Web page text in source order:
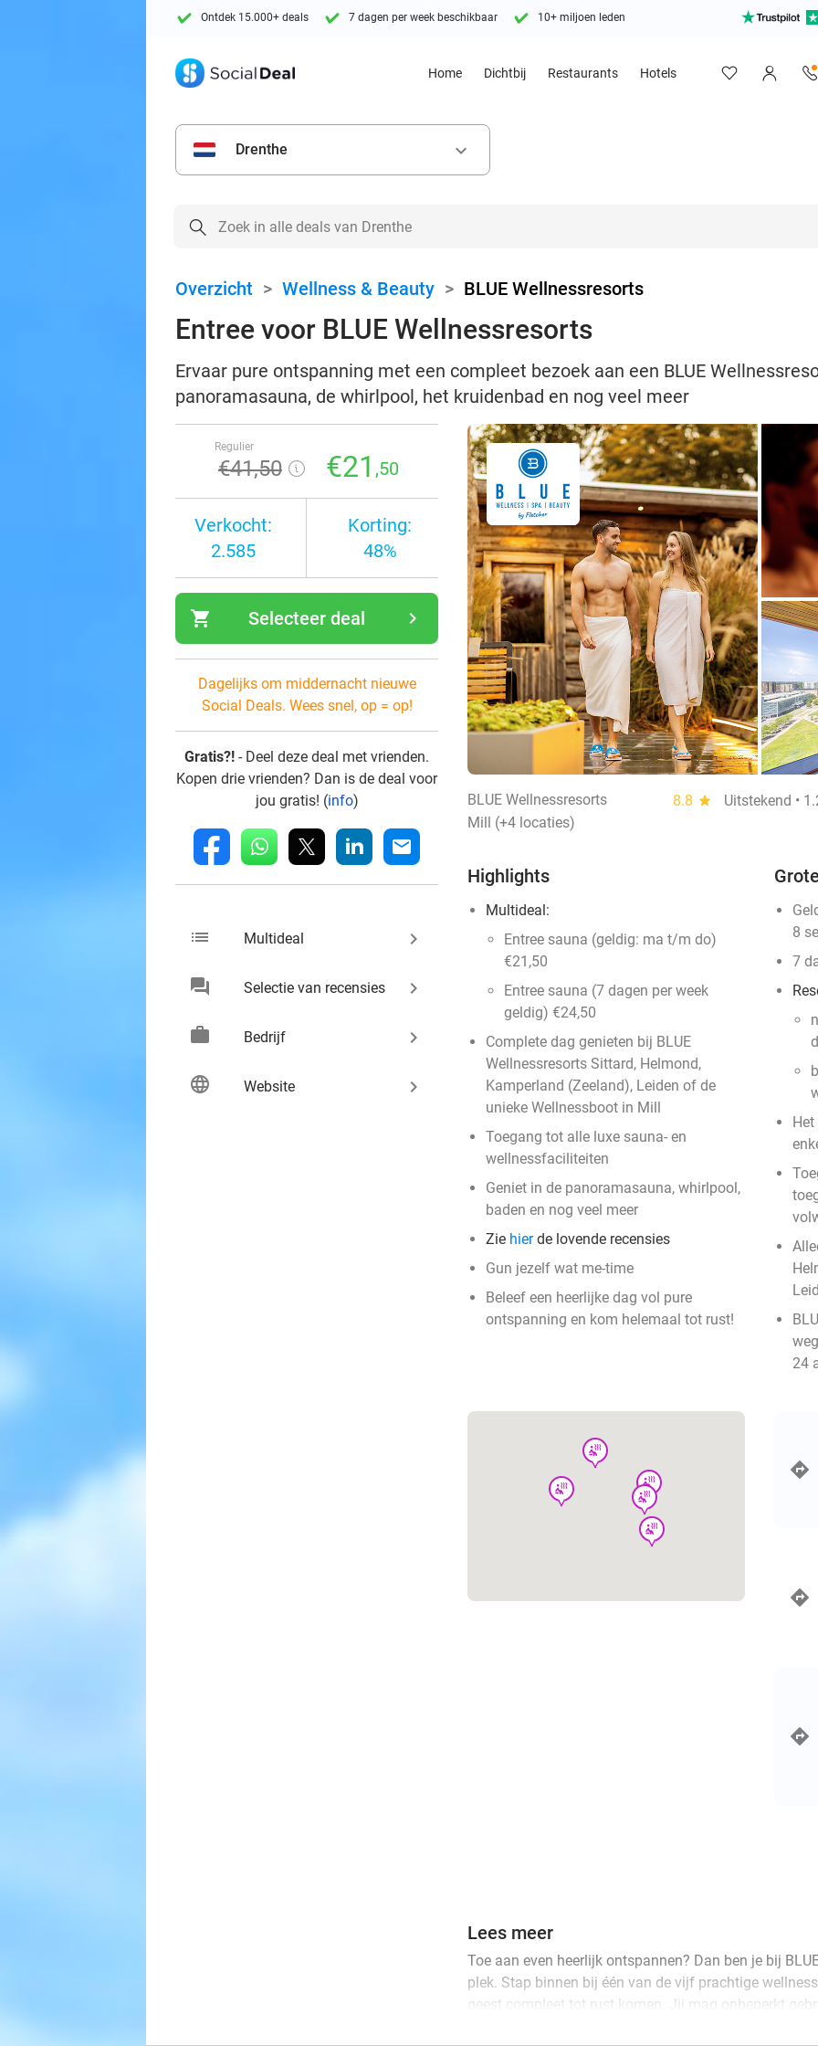
Ontdek 15.000+ deals 7 dagen per week beschikbaar 10+ miljoen leden
Home Dichtbij Restaurants Hotels
Drenthe keyboard_arrow_down
Overzicht > Wellness & Beauty > BLUE Wellnessresorts
Entree voor BLUE Wellnessresorts
Ervaar pure ontspanning met een compleet bezoek aan een BLUE
panoramasauna, de whirlpool, het kruidenbad en nog veel meer
Regulier
€41,50 €21 ,50
Verkocht:
2.585
Korting:
48%
shopping_cart navigate_next
Selecteer deal
Dagelijks om middernacht nieuwe
Social Deals. Wees snel, op = op!
Gratis?! - Deel deze deal met vrienden.
Kopen drie vrienden? Dan is de deal voor
jou gratis! (info)
fb whatsapp linkedin mail
list Multideal keyboard_arrow_right
chat Selectie van recensies keyboard_arrow_right
work Bedrijf keyboard_arrow_right
language Website keyboard_arrow_right
BLUE Wellnessresorts 8.8 star
Uitstekend •
Mill (+4 locaties)
Highlights
Multideal:
Entree sauna (geldig: ma t/m do)
€21,50
Entree sauna (7 dagen per week
geldig) €24,50
Complete dag genieten bij BLUE
Wellnessresorts Sittard, Helmond,
Kamperland (Zeeland), Leiden of de
unieke Wellnessboot in Mill
Toegang tot alle luxe sauna- en
wellnessfaciliteiten
Geniet in de panoramasauna, whirlpool,
baden en nog veel meer
Zie hierde lovende recensies
Gun jezelf wat me-time
Beleef een heerlijke dag vol pure
ontspanning en kom helemaal tot rust!
8
7
24
wellness
wellness
wellness
wellness
wellness
Lees meer
Toe aan even heerlijk ontspannen? Dan ben je bij
plek. Stap binnen bij één van de vijf prachtige
geest compleet tot rust komen. Jij mag onbeperkt